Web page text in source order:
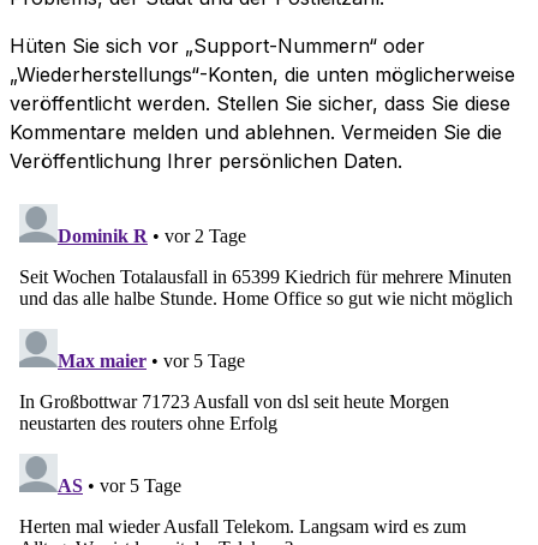
Hüten Sie sich vor „Support-Nummern“ oder
„Wiederherstellungs“-Konten, die unten möglicherweise
veröffentlicht werden. Stellen Sie sicher, dass Sie diese
Kommentare melden und ablehnen. Vermeiden Sie die
Veröffentlichung Ihrer persönlichen Daten.